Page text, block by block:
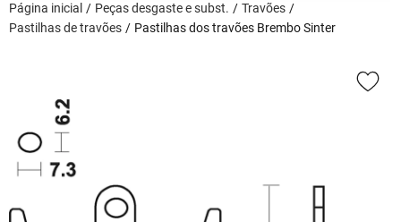
Página inicial Peças desgaste e subst.
Travões
Pastilhas de travões
Pastilhas dos travões Brembo Sinter